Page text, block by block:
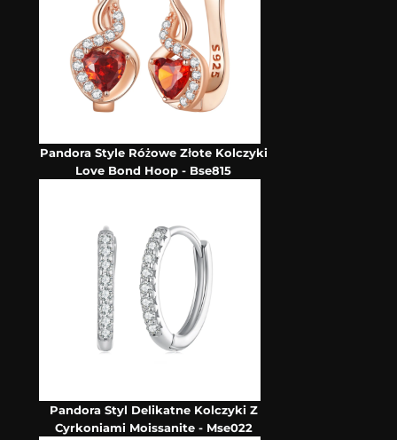
Pandora Style Różowe Złote Kolczyki
Love Bond Hoop - Bse815
Pandora Styl Delikatne Kolczyki Z
Cyrkoniami Moissanite - Mse022